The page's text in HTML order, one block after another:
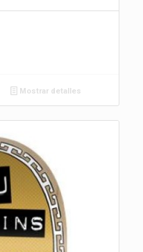
Mostrar detalles